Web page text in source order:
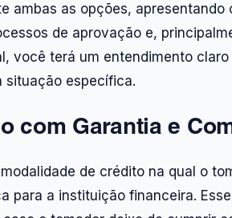
ambas as opções,
de aprovação e,
você terá um entendimento
situação específica.
com Garantia e
de crédito na qual o
para a instituição financeira.